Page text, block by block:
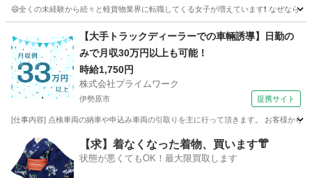
😄全くの未経験から続々と軽貨物業界に転職してくる女子が増えています❗️ なぜなら
川和町駅 配送 ネットスーパー
【大手トラックディーラーでの車輛誘導】日勤の
みで月収30万円以上も可能！
時給1,750円
株式会社プライムワーク
伊勢原市 提携サイト
[仕事内容] 点検車両の納車や申込み車両の引取りを主に行って頂きます。 お客様から
神奈川 伊勢原市 ドライバー
【求】着なくなった着物、買います👘
状態が悪くてもOK！最大限買取します